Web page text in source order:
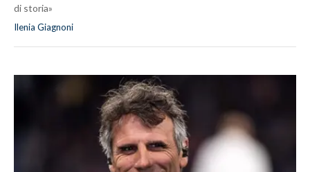
di storia»
Ilenia Giagnoni